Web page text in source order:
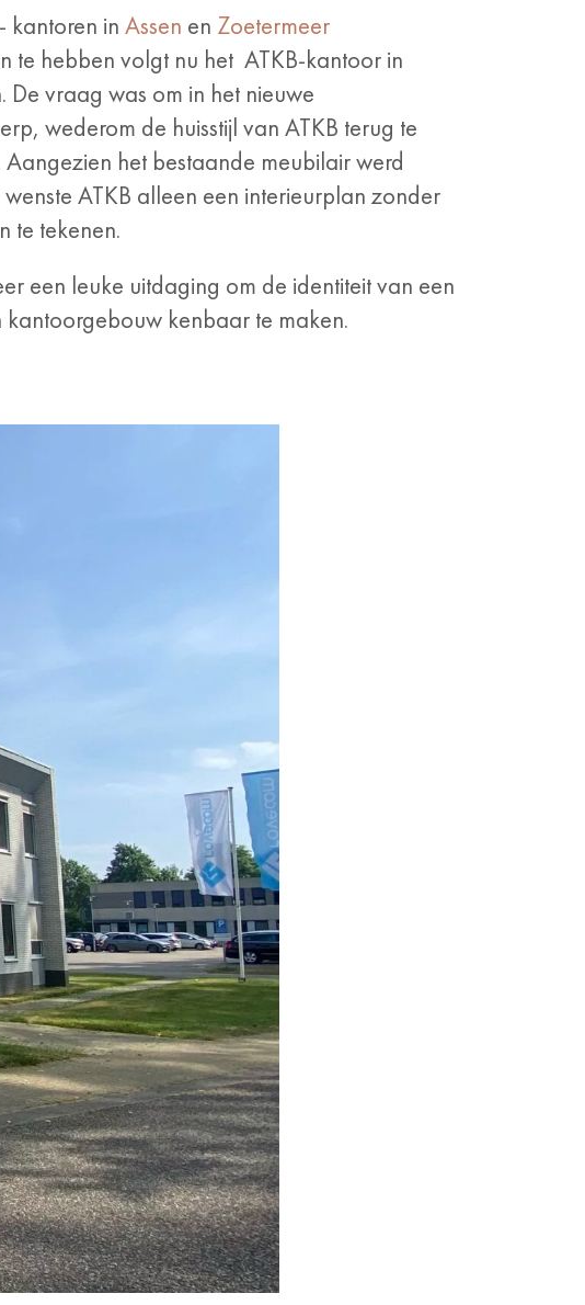
kantoren in Assen en Zoetermeer
te hebben volgt nu het ATKB-kantoor in
De vraag was om in het nieuwe
wederom de huisstijl van ATKB terug te
Aangezien het bestaande meubilair werd
wenste ATKB alleen een interieurplan zonder
te tekenen.
een leuke uitdaging om de identiteit van een
kantoorgebouw kenbaar te maken.